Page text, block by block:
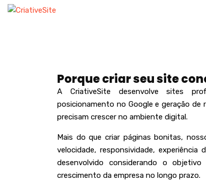
Porque criar seu site
A CriativeSite desenvolve sites
posicionamento no Google e geração de
precisam crescer no ambiente digital.
Mais do que criar páginas bonitas,
velocidade, responsividade,
desenvolvido considerando o
crescimento da empresa no longo prazo.